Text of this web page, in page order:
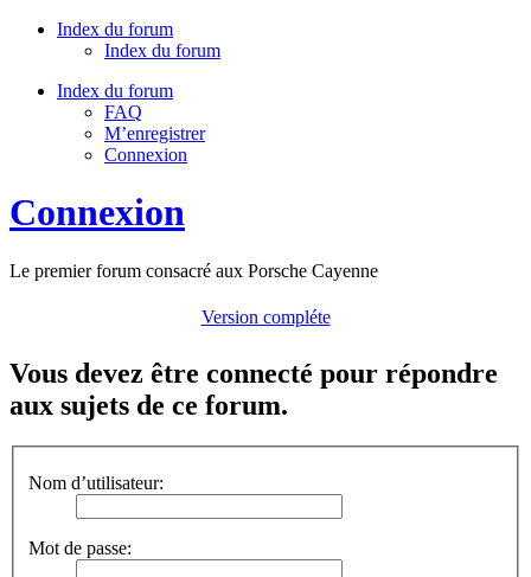
Index du forum
Index du forum
Index du forum
FAQ
M’enregistrer
Connexion
Connexion
Le premier forum consacré aux Porsche Cayenne
Version compléte
Vous devez être connecté pour répondre
aux sujets de ce forum.
Nom d’utilisateur:
Mot de passe: